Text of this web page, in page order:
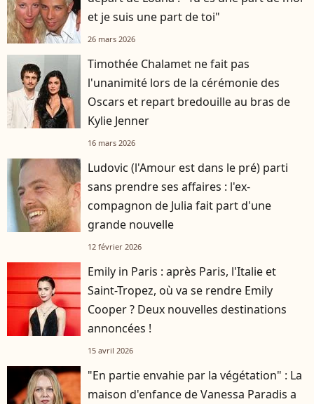
et je suis une part de toi"
26 mars 2026
Timothée Chalamet ne fait pas
l'unanimité lors de la cérémonie des
Oscars et repart bredouille au bras de
Kylie Jenner
16 mars 2026
Ludovic (l'Amour est dans le pré) parti
sans prendre ses affaires : l'ex-
compagnon de Julia fait part d'une
grande nouvelle
12 février 2026
Emily in Paris : après Paris, l'Italie et
Saint-Tropez, où va se rendre Emily
Cooper ? Deux nouvelles destinations
annoncées !
15 avril 2026
"En partie envahie par la végétation" : La
maison d'enfance de Vanessa Paradis a